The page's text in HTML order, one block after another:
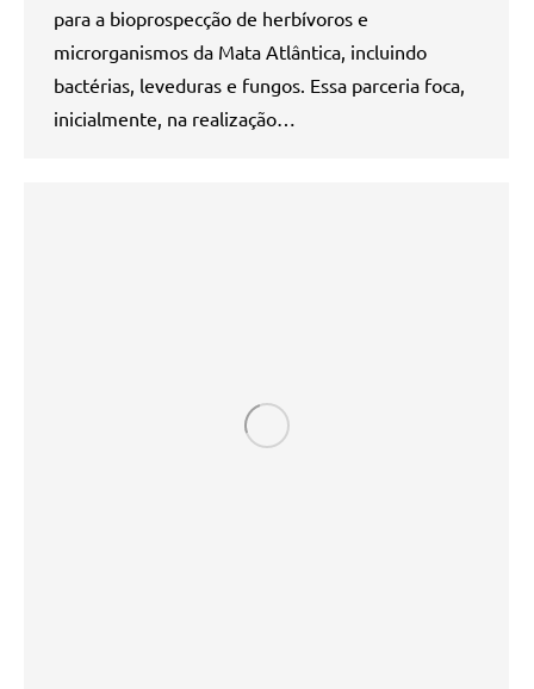
para a bioprospecção de herbívoros e
microrganismos da Mata Atlântica, incluindo
bactérias, leveduras e fungos. Essa parceria foca,
inicialmente, na realização…